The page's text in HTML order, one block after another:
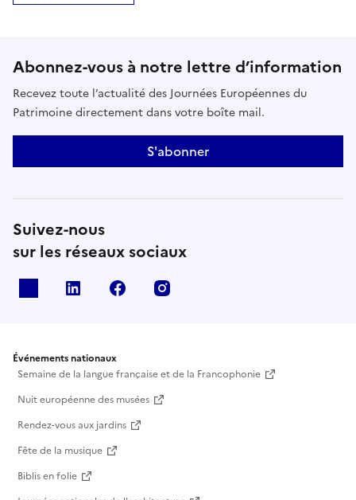
Abonnez-vous à notre lettre d’information
Recevez toute l’actualité des Journées Européennes du
Patrimoine directement dans votre boîte mail.
S'abonner
Suivez-nous
sur les réseaux sociaux
Linkedin Facebook
Événements nationaux
Semaine de la langue française et de la Francophonie
Nuit européenne des musées
Rendez-vous aux jardins
Fête de la musique
Biblis en folie